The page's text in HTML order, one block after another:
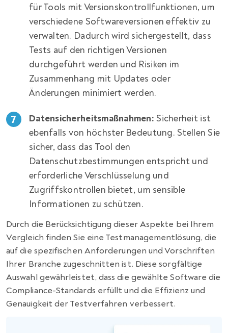
für Tools mit Versionskontrollfunktionen, um
verschiedene Softwareversionen effektiv zu
verwalten. Dadurch wird sichergestellt, dass
Tests auf den richtigen Versionen
durchgeführt werden und Risiken im
Zusammenhang mit Updates oder
Änderungen minimiert werden.
Datensicherheitsmaßnahmen: Sicherheit ist
ebenfalls von höchster Bedeutung. Stellen Sie
sicher, dass das Tool den
Datenschutzbestimmungen entspricht und
erforderliche Verschlüsselung und
Zugriffskontrollen bietet, um sensible
Informationen zu schützen.
Durch die Berücksichtigung dieser Aspekte bei Ihrem
Vergleich finden Sie eine Testmanagementlösung, die
auf die spezifischen Anforderungen und Vorschriften
Ihrer Branche zugeschnitten ist. Diese sorgfältige
Auswahl gewährleistet, dass die gewählte Software die
Compliance-Standards erfüllt und die Effizienz und
Genauigkeit der Testverfahren verbessert.